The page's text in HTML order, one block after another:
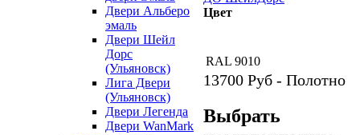
Двери Альберо
эмаль
Двери Шейл
Дорс
(Ульяновск)
Лига Двери
(Ульяновск)
Двери Легенда
Двери WanMark
Цвет
RAL 9010
13700 Руб - Полотно
Выбрать